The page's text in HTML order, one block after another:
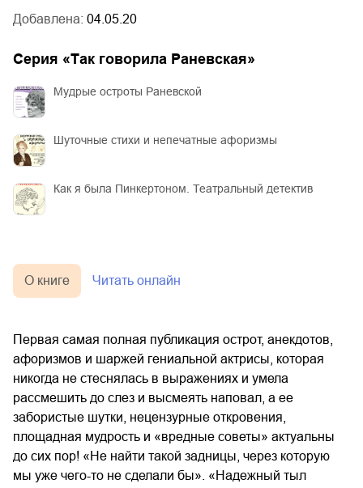
Добавлена: 04.05.20
Серия «Так говорила Раневская»
Мудрые остроты Раневской
Шуточные стихи и непечатные афоризмы
Как я была Пинкертоном. Театральный детектив
О книге Читать онлайн
Первая самая полная публикация острот, анекдотов,
афоризмов и шаржей гениальной актрисы, которая
никогда не стеснялась в выражениях и умела
рассмешить до слез и высмеять наповал, а ее
забористые шутки, нецензурные откровения,
площадная мудрость и «вредные советы» актуальны
до сих пор! «Не найти такой задницы, через которую
мы уже чего-то не сделали бы». «Надежный тыл